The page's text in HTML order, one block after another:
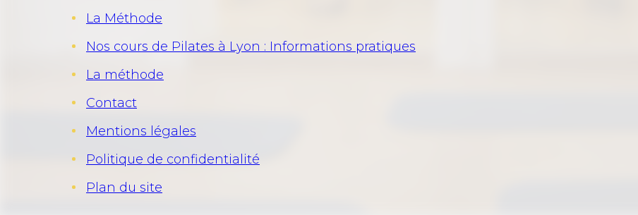
La Méthode
Nos cours de Pilates à Lyon : Informations pratiques
La méthode
Contact
Mentions légales
Politique de confidentialité
Plan du site